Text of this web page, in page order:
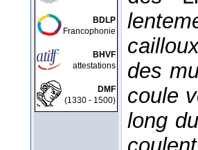
BDLP
Francophonie
BHVF
attestations
DMF
(1330 - 1500)
des
coule
long